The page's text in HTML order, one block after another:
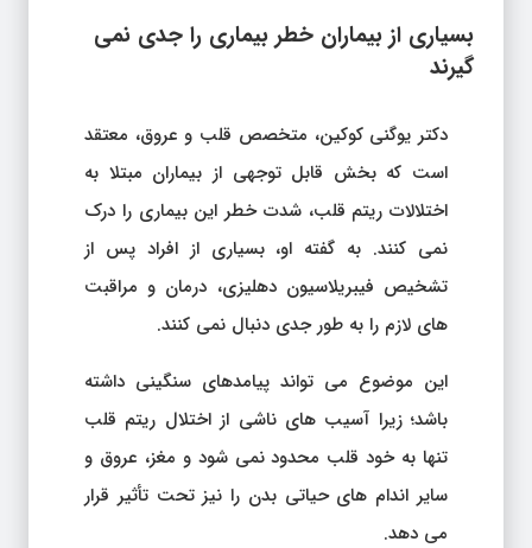
بسیاری از بیماران خطر بیماری را جدی نمی
گیرند
دکتر یوگنی کوکین، متخصص قلب و عروق، معتقد
است که بخش قابل توجهی از بیماران مبتلا به
اختلالات ریتم قلب، شدت خطر این بیماری را درک
نمی کنند. به گفته او، بسیاری از افراد پس از
تشخیص فیبریلاسیون دهلیزی، درمان و مراقبت
های لازم را به طور جدی دنبال نمی کنند.
این موضوع می تواند پیامدهای سنگینی داشته
باشد؛ زیرا آسیب های ناشی از اختلال ریتم قلب
تنها به خود قلب محدود نمی شود و مغز، عروق و
سایر اندام های حیاتی بدن را نیز تحت تأثیر قرار
می دهد.